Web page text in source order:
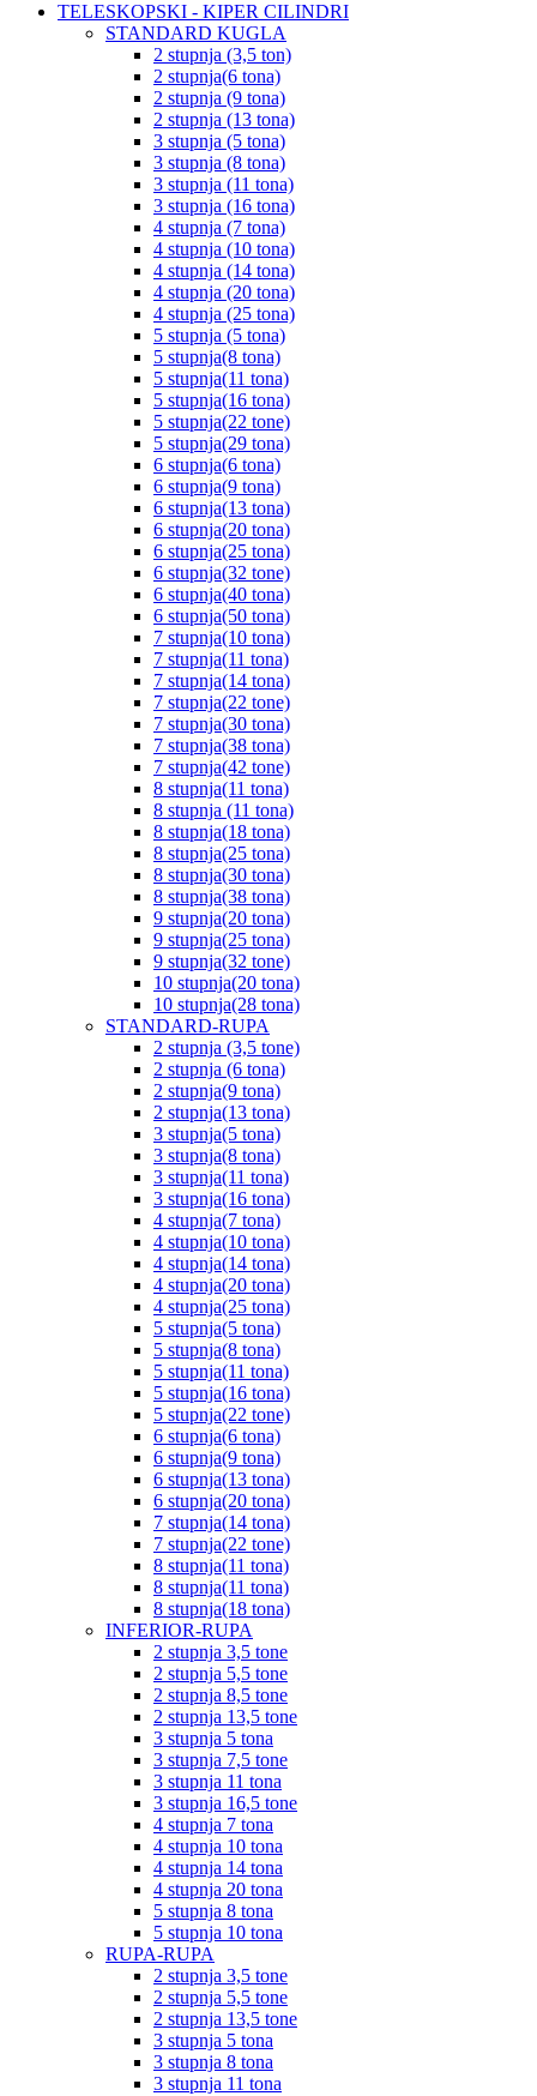
TELESKOPSKI - KIPER CILINDRI
STANDARD KUGLA
2 stupnja (3,5 ton)
2 stupnja(6 tona)
2 stupnja (9 tona)
2 stupnja (13 tona)
3 stupnja (5 tona)
3 stupnja (8 tona)
3 stupnja (11 tona)
3 stupnja (16 tona)
4 stupnja (7 tona)
4 stupnja (10 tona)
4 stupnja (14 tona)
4 stupnja (20 tona)
4 stupnja (25 tona)
5 stupnja (5 tona)
5 stupnja(8 tona)
5 stupnja(11 tona)
5 stupnja(16 tona)
5 stupnja(22 tone)
5 stupnja(29 tona)
6 stupnja(6 tona)
6 stupnja(9 tona)
6 stupnja(13 tona)
6 stupnja(20 tona)
6 stupnja(25 tona)
6 stupnja(32 tone)
6 stupnja(40 tona)
6 stupnja(50 tona)
7 stupnja(10 tona)
7 stupnja(11 tona)
7 stupnja(14 tona)
7 stupnja(22 tone)
7 stupnja(30 tona)
7 stupnja(38 tona)
7 stupnja(42 tone)
8 stupnja(11 tona)
8 stupnja (11 tona)
8 stupnja(18 tona)
8 stupnja(25 tona)
8 stupnja(30 tona)
8 stupnja(38 tona)
9 stupnja(20 tona)
9 stupnja(25 tona)
9 stupnja(32 tone)
10 stupnja(20 tona)
10 stupnja(28 tona)
STANDARD-RUPA
2 stupnja (3,5 tone)
2 stupnja (6 tona)
2 stupnja(9 tona)
2 stupnja(13 tona)
3 stupnja(5 tona)
3 stupnja(8 tona)
3 stupnja(11 tona)
3 stupnja(16 tona)
4 stupnja(7 tona)
4 stupnja(10 tona)
4 stupnja(14 tona)
4 stupnja(20 tona)
4 stupnja(25 tona)
5 stupnja(5 tona)
5 stupnja(8 tona)
5 stupnja(11 tona)
5 stupnja(16 tona)
5 stupnja(22 tone)
6 stupnja(6 tona)
6 stupnja(9 tona)
6 stupnja(13 tona)
6 stupnja(20 tona)
7 stupnja(14 tona)
7 stupnja(22 tone)
8 stupnja(11 tona)
8 stupnja(11 tona)
8 stupnja(18 tona)
INFERIOR-RUPA
2 stupnja 3,5 tone
2 stupnja 5,5 tone
2 stupnja 8,5 tone
2 stupnja 13,5 tone
3 stupnja 5 tona
3 stupnja 7,5 tone
3 stupnja 11 tona
3 stupnja 16,5 tone
4 stupnja 7 tona
4 stupnja 10 tona
4 stupnja 14 tona
4 stupnja 20 tona
5 stupnja 8 tona
5 stupnja 10 tona
RUPA-RUPA
2 stupnja 3,5 tone
2 stupnja 5,5 tone
2 stupnja 13,5 tone
3 stupnja 5 tona
3 stupnja 8 tona
3 stupnja 11 tona